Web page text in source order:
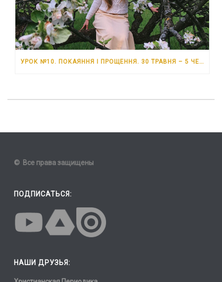
УРОК №10. ПОКАЯННЯ І ПРОЩЕННЯ. 30 ТРАВНЯ – 5 ЧЕРВНЯ 2026 РОКУ
© Все права защищены
ПОДПИСАТЬСЯ:
НАШИ ДРУЗЬЯ: